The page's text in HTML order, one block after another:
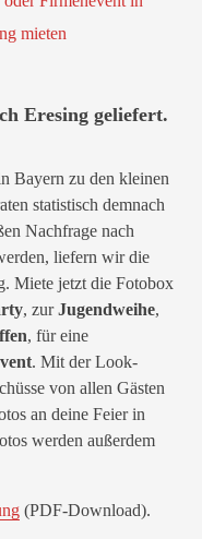
Eresing geliefert.
Bayern zu den kleinen
statistisch demnach
Nachfrage nach
liefern wir die
Miete jetzt die Fotobox
, zurJugendweihe,
, für eine
. Mit der Look-
von allen Gästen
an deine Feier in
werden außerdem
(PDF-Download).